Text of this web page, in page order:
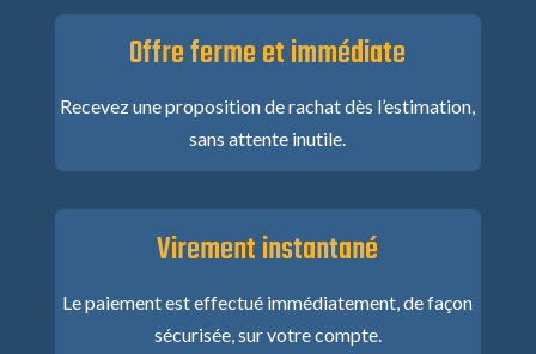
Offre ferme et immédiate
Recevez une proposition de rachat dès l’estimation,
sans attente inutile.
Virement instantané
Le paiement est effectué immédiatement, de façon
sécurisée, sur votre compte.